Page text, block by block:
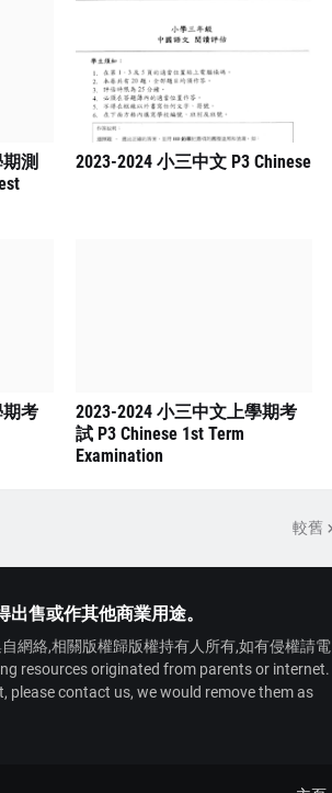
測
2023-2024 小三中文 P3 Chinese
期考
2023-2024 小三中文上學期考
試 P3 Chinese 1st Term
Examination
較舊
售或作其他商業用途。
網絡,相關版權歸版權持有人所有,如有侵權請電
resources originated from parents or internet.
contact us, we would remove them as